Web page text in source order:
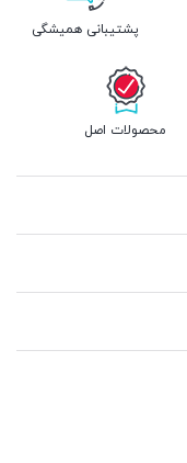
پشتیبانی همیشگی
محصولات اصل